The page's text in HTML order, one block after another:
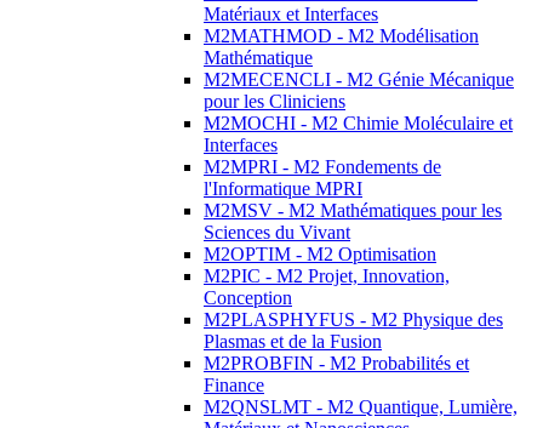
Matériaux et Interfaces
M2MATHMOD - M2 Modélisation
Mathématique
M2MECENCLI - M2 Génie Mécanique
pour les Cliniciens
M2MOCHI - M2 Chimie Moléculaire et
Interfaces
M2MPRI - M2 Fondements de
l'Informatique MPRI
M2MSV - M2 Mathématiques pour les
Sciences du Vivant
M2OPTIM - M2 Optimisation
M2PIC - M2 Projet, Innovation,
Conception
M2PLASPHYFUS - M2 Physique des
Plasmas et de la Fusion
M2PROBFIN - M2 Probabilités et
Finance
M2QNSLMT - M2 Quantique, Lumière,